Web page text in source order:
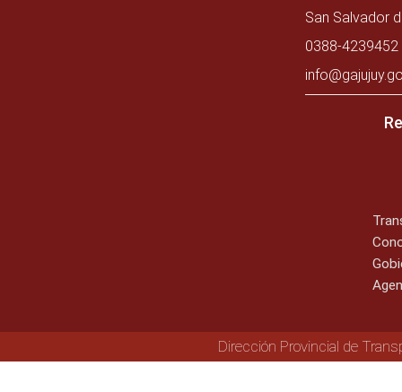
San Salvador
0388-
Dirección Provincial de